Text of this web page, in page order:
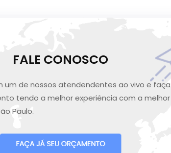
FALE CONOSCO
um de nossos atendendentes ao vivo e faça
tendo a melhor experiência com a melhor
Paulo.